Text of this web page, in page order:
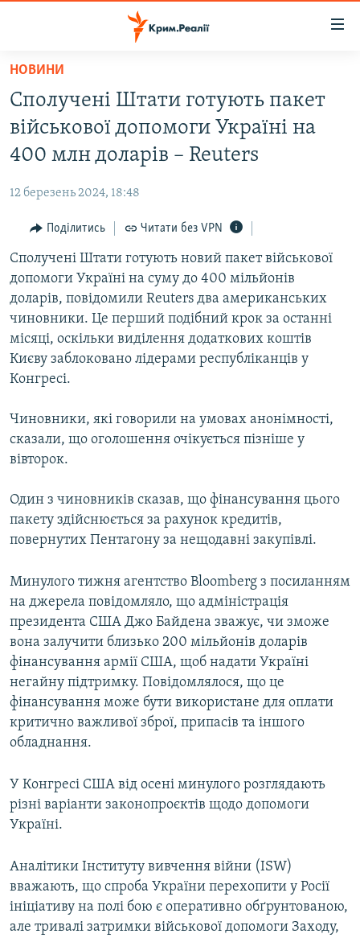
Перейти
основного
матеріалу
Перейти
до
основної
навігації
Перейти
пошуку
ВОДА.КРИМ
ВІДЕО ТА ФОТО
БЛОГИ
ПОГЛЯД
ІНТЕРВ'Ю
ВСЕ ЗА ДЕНЬ
СПЕЦПРОЕКТИ
ДЕПОРТАЦІЯ
ВІДЕОУРОКИ «ELIFBE»
УКРАЇНСЬКА ПРОБЛЕМА КРИМУ
ІНФОГРАФІКА
ЯК ОБІЙТИ БЛОКУВАННЯ
Русский
Qırımtatar
ДОЛУЧАЙСЯ!
Усі сайти RFE/RL
НОВИНИ
Сполучені Штати готують пакет
військової допомоги Україні на
400 млн доларів – Reuters
12 березень 2024, 18:48
Поділитись Читати без VPN
Сполучені Штати готують новий пакет військової
допомоги Україні на суму до 400 мільйонів
доларів, повідомили Reuters два американських
чиновники. Це перший подібний крок за останні
місяці, оскільки виділення додаткових коштів
Києву заблоковано лідерами республіканців у
Конгресі.
Чиновники, які говорили на умовах анонімності,
сказали, що оголошення очікується пізніше у
вівторок.
Один з чиновників сказав, що фінансування цього
пакету здійснюється за рахунок кредитів,
повернутих Пентагону за нещодавні закупівлі.
Минулого тижня агентство Bloomberg з посиланням
на джерела повідомляло, що адміністрація
президента США Джо Байдена зважує, чи зможе
вона залучити близько 200 мільйонів доларів
фінансування армії США, щоб надати Україні
негайну підтримку. Повідомлялося, що це
фінансування може бути використане для оплати
критично важливої зброї, припасів та іншого
обладнання.
У Конгресі США від осені минулого розглядають
різні варіанти законопроєктів щодо допомоги
Україні.
Аналітики Інституту вивчення війни (ISW)
вважають, що спроба України перехопити у Росії
ініціативу на полі бою є оперативно обґрунтованою,
але тривалі затримки військової допомоги Заходу,